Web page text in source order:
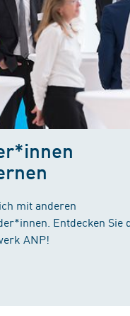
mit anderen
Entdecken Sie
ANP!